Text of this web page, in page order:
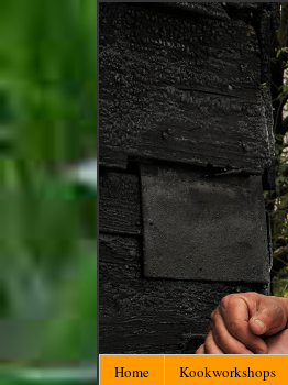
Home Kookworkshops